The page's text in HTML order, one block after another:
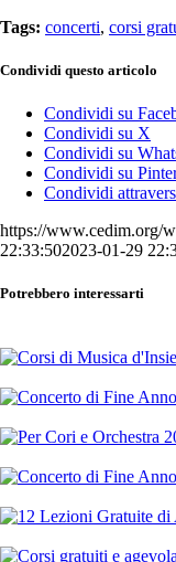
Tags: concerti, corsi
Condividi questo articolo
Condividi su
Condividi su X
Condividi su
Condividi su
Condividi
https://www.cedim.org/
22:33:502023-01-29
Potrebbero interessarti